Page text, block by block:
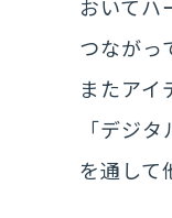
おいてハ
つながっ
またアイ
「デジ
を通して